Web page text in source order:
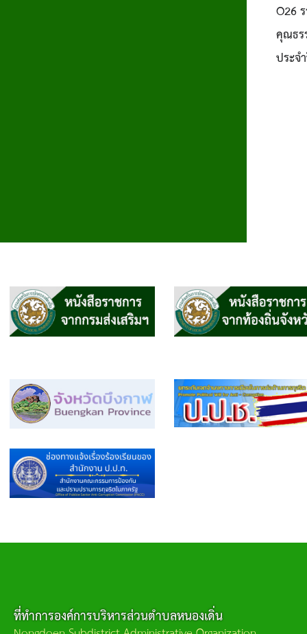
O26
คุณธร
ประจ
ที่ทำการองค์การบริหารส่วนตำบลหนองเดิ่น